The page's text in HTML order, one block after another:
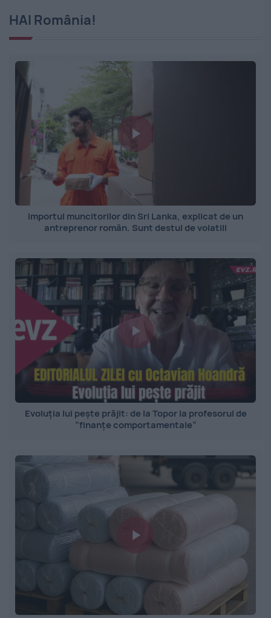
HAI România!
Importul muncitorilor din Sri Lanka, explicat de un
antreprenor român. Sunt destul de volatili
Evoluția lui pește prăjit: de la Topor la profesorul de
”finanțe comportamentale”